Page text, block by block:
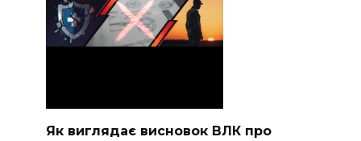
Як виглядає висновок ВЛК про